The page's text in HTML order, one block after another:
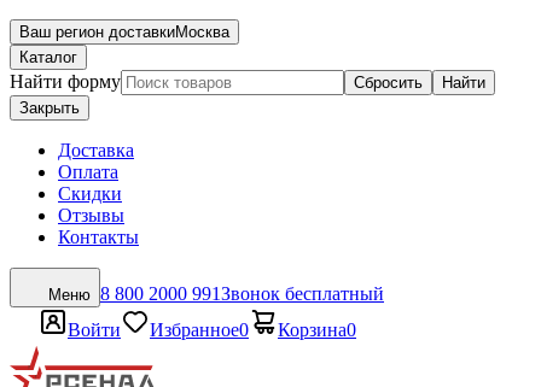
Ваш регион доставкиМосква
Каталог
Найти форму Сбросить
Найти
Закрыть
Доставка
Оплата
Скидки
Отзывы
Контакты
Меню 8 800 2000 991Звонок бесплатный
Войти
Избранное0 Корзина0